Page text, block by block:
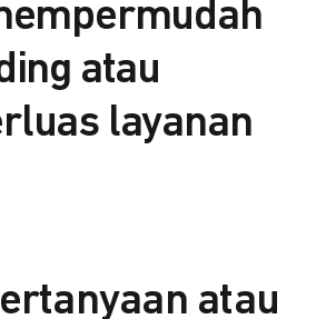
atau
layanan
atau